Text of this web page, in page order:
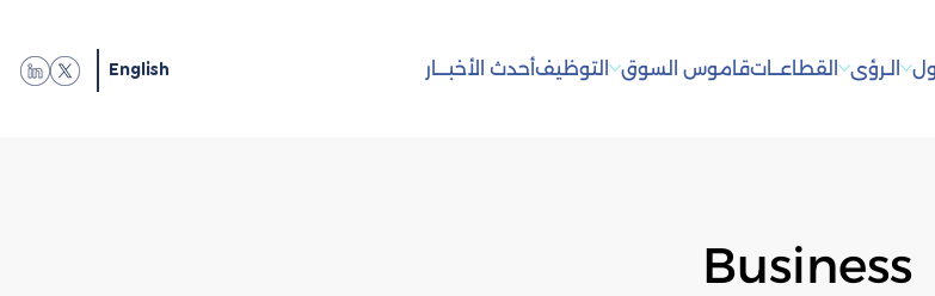
English أحدث الأخبـــارالتوظيف قاموس السوقالقطاعــات الـرؤى
Business